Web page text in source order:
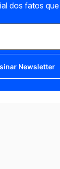
dos fatos
Newsletter